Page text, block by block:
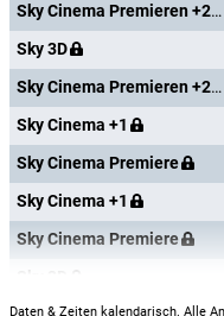
Sky Cinema Premieren +24
Sky 3D
Sky Cinema Premieren +24
Sky Cinema +1
Sky Cinema Premiere
Sky Cinema +1
Sky Cinema Premiere
Daten & Zeiten kalendarisch. Alle